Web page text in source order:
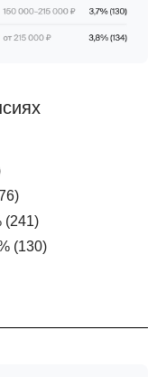
(241)
(130)